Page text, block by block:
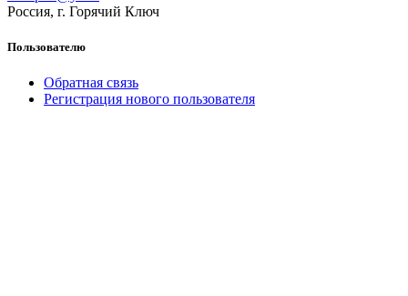
Россия, г. Горячий Ключ
Пользователю
Обратная связь
Регистрация нового пользователя